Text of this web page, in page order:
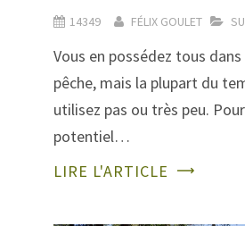
14349 FÉLIX GOULET
Vous en possédez tous
pêche, mais la plupart du
utilisez pas ou très peu.
potentiel…
LIRE L'ARTICLE